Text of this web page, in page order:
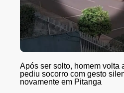
Após ser solto, homem volta
pediu socorro com gesto
novamente em Pitanga